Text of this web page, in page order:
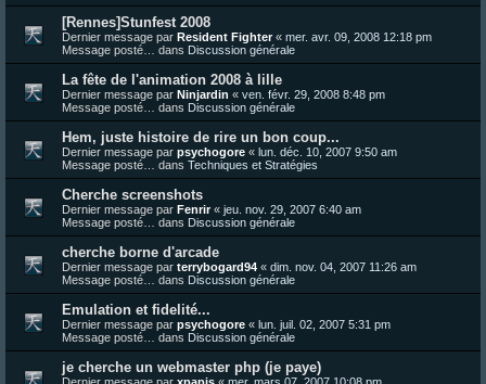
[Rennes]Stunfest 2008
Dernier message par Resident Fighter« mer. avr. 09, 2008 12:18 pm
Message posté… dans Discussion générale
La fête de l'animation 2008 à lille
Dernier message par Ninjardin « ven. févr. 29, 2008 8:48 pm
Message posté… dans Discussion générale
Hem, juste histoire de rire un bon coup...
Dernier message par psychogore « lun. déc. 10, 2007 9:50 am
Message posté… dans Techniques et Stratégies
Cherche screenshots
Dernier message par Fenrir« jeu. nov. 29, 2007 6:40 am
Message posté… dans Discussion générale
cherche borne d'arcade
Dernier message par terrybogard94 « dim. nov. 04, 2007 11:26 am
Message posté… dans Discussion générale
Emulation et fidelité...
Dernier message par psychogore « lun. juil. 02, 2007 5:31 pm
Message posté… dans Discussion générale
je cherche un webmaster php (je paye)
Dernier message par xpapis « mer. mars 07, 2007 10:08 pm